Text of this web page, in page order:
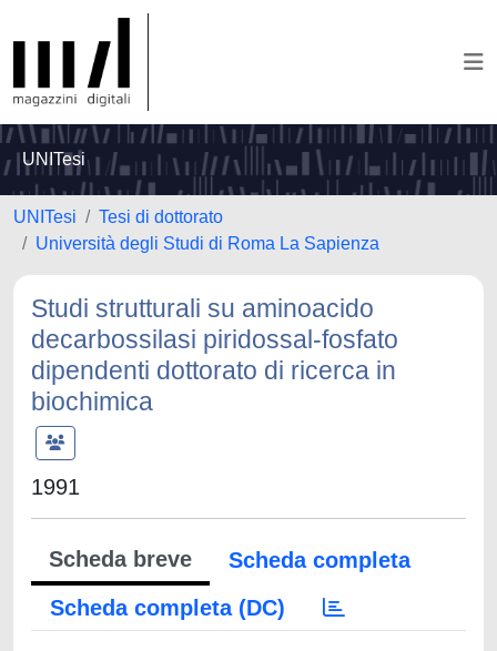
UNITesi
UNITesi
Tesi di dottorato
Università degli Studi di Roma La Sapienza
Studi strutturali su aminoacido
decarbossilasi piridossal-fosfato
dipendenti dottorato di ricerca in
biochimica
1991
Scheda breve
Scheda completa
Scheda completa (DC)